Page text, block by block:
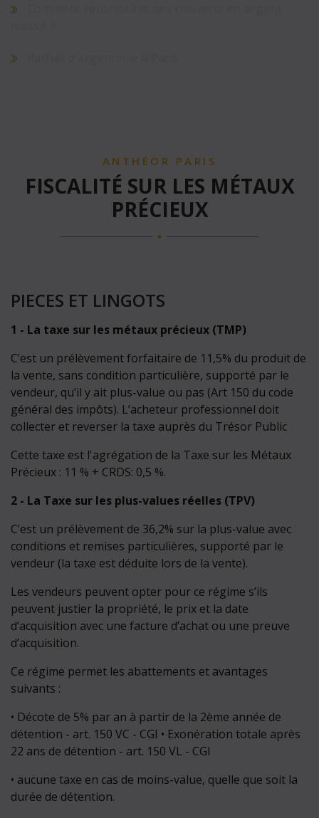
ANTHÉOR PARIS
FISCALITÉ SUR LES MÉTAUX
PRÉCIEUX
PIECES ET LINGOTS
1 - La taxe sur les métaux précieux (TMP)
C’est un prélèvement forfaitaire de 11,5% du produit de
la vente, sans condition particulière, supporté par le
vendeur, qu’il y ait plus-value ou pas (Art 150 du code
général des impôts). L’acheteur professionnel doit
collecter et reverser la taxe auprès du Trésor Public
Cette taxe est l'agrégation de la Taxe sur les Métaux
Précieux : 11 % + CRDS: 0,5 %.
2 - La Taxe sur les plus-values réelles (TPV)
C’est un prélèvement de 36,2% sur la plus-value avec
conditions et remises particulières, supporté par le
vendeur (la taxe est déduite lors de la vente).
Les vendeurs peuvent opter pour ce régime s’ils
peuvent justier la propriété, le prix et la date
d’acquisition avec une facture d’achat ou une preuve
d’acquisition.
Ce régime permet les abattements et avantages
suivants :
• Décote de 5% par an à partir de la 2ème année de
détention - art. 150 VC - CGI • Exonération totale après
22 ans de détention - art. 150 VL - CGI
• aucune taxe en cas de moins-value, quelle que soit la
durée de détention.